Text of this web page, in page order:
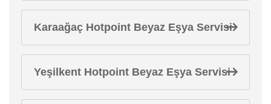
Karaağaç Hotpoint Beyaz Eşya Servisi
Yeşilkent Hotpoint Beyaz Eşya Servisi